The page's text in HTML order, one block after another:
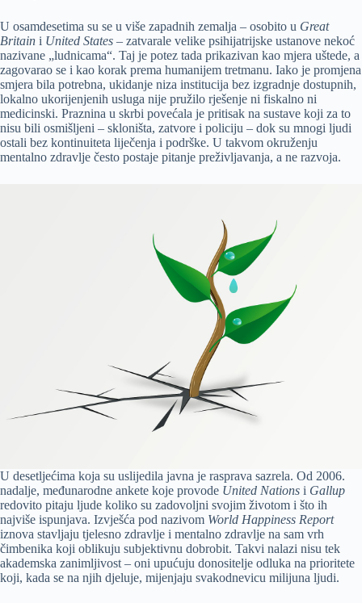
U osamdesetima su se u više zapadnih zemalja – osobito u Great
Britain i United States – zatvarale velike psihijatrijske ustanove nekoć
nazivane „ludnicama“. Taj je potez tada prikazivan kao mjera uštede, a
zagovarao se i kao korak prema humanijem tretmanu. Iako je promjena
smjera bila potrebna, ukidanje niza institucija bez izgradnje dostupnih,
lokalno ukorijenjenih usluga nije pružilo rješenje ni fiskalno ni
medicinski. Praznina u skrbi povećala je pritisak na sustave koji za to
nisu bili osmišljeni – skloništa, zatvore i policiju – dok su mnogi ljudi
ostali bez kontinuiteta liječenja i podrške. U takvom okruženju
mentalno zdravlje često postaje pitanje preživljavanja, a ne razvoja.
U desetljećima koja su uslijedila javna je rasprava sazrela. Od 2006.
nadalje, međunarodne ankete koje provode United Nations i Gallup
redovito pitaju ljude koliko su zadovoljni svojim životom i što ih
najviše ispunjava. Izvješća pod nazivom World Happiness Report
iznova stavljaju tjelesno zdravlje i mentalno zdravlje na sam vrh
čimbenika koji oblikuju subjektivnu dobrobit. Takvi nalazi nisu tek
akademska zanimljivost – oni upućuju donositelje odluka na prioritete
koji, kada se na njih djeluje, mijenjaju svakodnevicu milijuna ljudi.